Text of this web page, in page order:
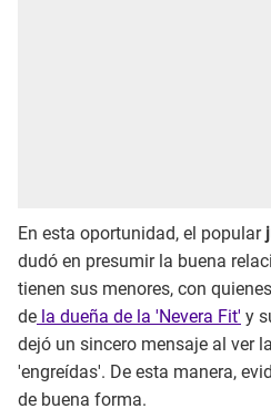
En esta oportunidad, el popular
dudó en presumir la buena
tienen sus menores, con
de la dueña de la 'Nevera Fit' y
dejó un sincero mensaje al ver
'engreídas'. De esta manera,
de buena forma.